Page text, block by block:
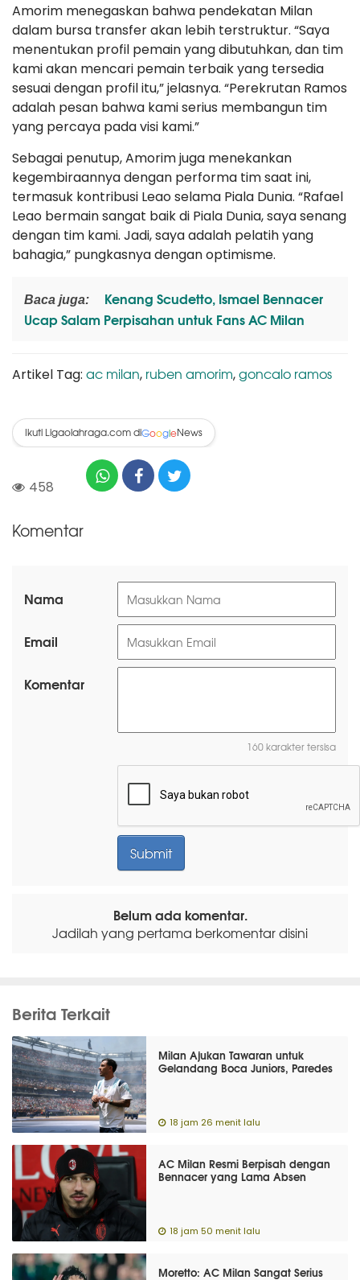
Amorim menegaskan bahwa pendekatan Milan
dalam bursa transfer akan lebih terstruktur. “Saya
menentukan profil pemain yang dibutuhkan, dan tim
kami akan mencari pemain terbaik yang tersedia
sesuai dengan profil itu,” jelasnya. “Perekrutan Ramos
adalah pesan bahwa kami serius membangun tim
yang percaya pada visi kami.”
Sebagai penutup, Amorim juga menekankan
kegembiraannya dengan performa tim saat ini,
termasuk kontribusi Leao selama Piala Dunia. “Rafael
Leao bermain sangat baik di Piala Dunia, saya senang
dengan tim kami. Jadi, saya adalah pelatih yang
bahagia,” pungkasnya dengan optimisme.
Baca juga:
Kenang Scudetto, Ismael Bennacer
Ucap Salam Perpisahan untuk Fans AC Milan
Artikel Tag: ac milan, ruben amorim,goncalo ramos
Ikuti Ligaolahraga.com diGoogleNews
458
Komentar
Nama
Email
Komentar
160 karakter tersisa
Belum ada komentar.
Jadilah yang pertama berkomentar disini
Berita Terkait
Milan Ajukan Tawaran untuk
Gelandang Boca Juniors, Paredes
18 jam 26 menit lalu
AC Milan Resmi Berpisah dengan
Bennacer yang Lama Absen
18 jam 50 menit lalu
Moretto: AC Milan Sangat Serius